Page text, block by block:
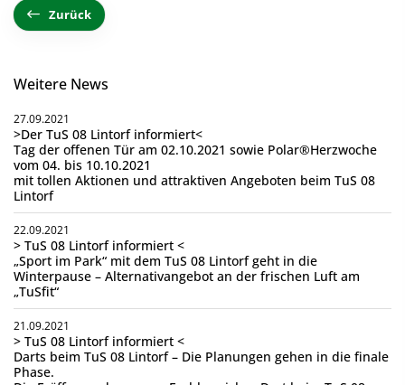
Zurück
Weitere News
27.09.2021
>Der TuS 08 Lintorf informiert<
Tag der offenen Tür am 02.10.2021 sowie Polar®Herzwoche
vom 04. bis 10.10.2021
mit tollen Aktionen und attraktiven Angeboten beim TuS 08
Lintorf
22.09.2021
> TuS 08 Lintorf informiert <
„Sport im Park“ mit dem TuS 08 Lintorf geht in die
Winterpause – Alternativangebot an der frischen Luft am
„TuSfit“
21.09.2021
> TuS 08 Lintorf informiert <
Darts beim TuS 08 Lintorf – Die Planungen gehen in die finale
Phase.